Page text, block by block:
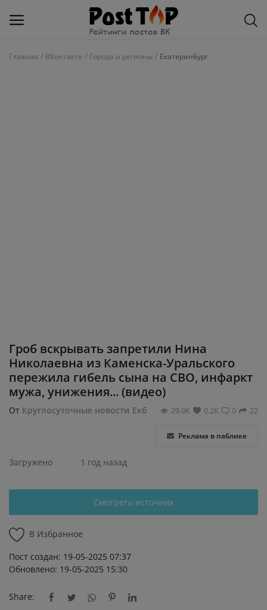
Главная ВКонтакте Города и регионы Екатеринбург
Гроб вскрывать запретили Нина
Николаевна из Каменска-Уральского
пережила гибель сына на СВО, инфаркт
мужа, унижения... (видео)
От Круглосуточные новости Екб 22
0
0.2К
29.9К
Реклама в паблике
Загружено 1 год назад
Смотреть источник
В Избранное
Пост создан: 19-05-2025 07:37
Обновлено: 19-05-2025 15:30
Share: